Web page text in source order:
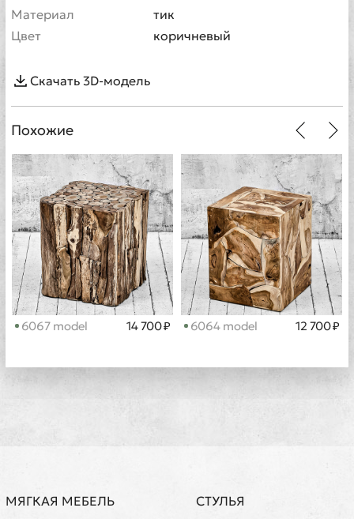
Материал
тик
Цвет
коричневый
Скачать 3D-модель
Похожие
6067 model 14 700 ₽ 6064 model 12 700 ₽
МЯГКАЯ МЕБЕЛЬ
СТУЛЬЯ